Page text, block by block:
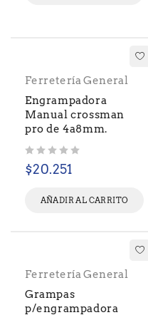
Ferretería General
Engrampadora
Manual crossman
pro de 4a8mm.
$20.251
AÑADIR AL CARRITO
Ferretería General
Grampas
p/engrampadora